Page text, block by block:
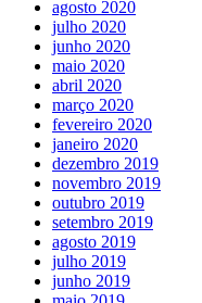
agosto 2020
julho 2020
junho 2020
maio 2020
abril 2020
março 2020
fevereiro 2020
janeiro 2020
dezembro 2019
novembro 2019
outubro 2019
setembro 2019
agosto 2019
julho 2019
junho 2019